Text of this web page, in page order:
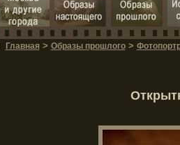
Главная > Образы прошлого >